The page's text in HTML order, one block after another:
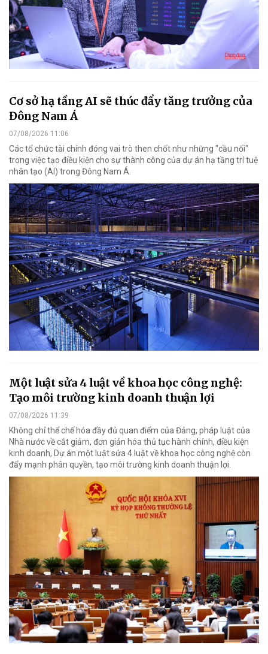
Cơ sở hạ tầng AI sẽ thúc đẩy tăng trưởng của
Đông Nam Á
07/08/2026 11:06
Các tổ chức tài chính đóng vai trò then chốt như những "cầu nối"
trong việc tạo điều kiện cho sự thành công của dự án hạ tầng trí tuệ
nhân tạo (AI) trong Đông Nam Á.
Một luật sửa 4 luật về khoa học công nghệ:
Tạo môi trường kinh doanh thuận lợi
07/08/2026 11:39
Không chỉ thể chế hóa đầy đủ quan điểm của Đảng, pháp luật của
Nhà nước về cắt giảm, đơn giản hóa thủ tục hành chính, điều kiện
kinh doanh, Dự án một luật sửa 4 luật về khoa học công nghệ còn
đẩy mạnh phân quyền, tạo môi trường kinh doanh thuận lợi.